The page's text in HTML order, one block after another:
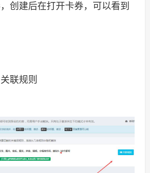
创建后在打开卡券，可以看到
联规则